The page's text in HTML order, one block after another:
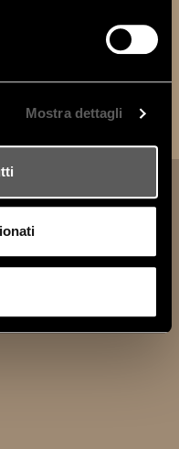
Mostra dettagli
Brianza 21